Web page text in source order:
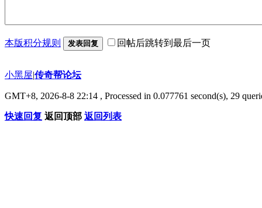
本版积分规则 发表回复 回帖后跳转到最后一页
小黑屋|传奇帮论坛
GMT+8, 2026-8-8 22:14 , Processed in 0.077761 second(s), 29
快速回复 返回顶部 返回列表